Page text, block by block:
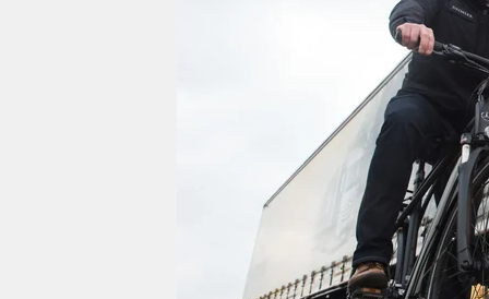
veranstaltungen
fragen & hilfe